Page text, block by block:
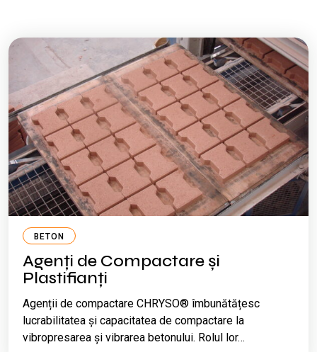
BETON
Agenți de Compactare și
Plastifianți
Agenții de compactare CHRYSO® îmbunătățesc
lucrabilitatea și capacitatea de compactare la
vibropresarea și vibrarea betonului. Rolul lor…